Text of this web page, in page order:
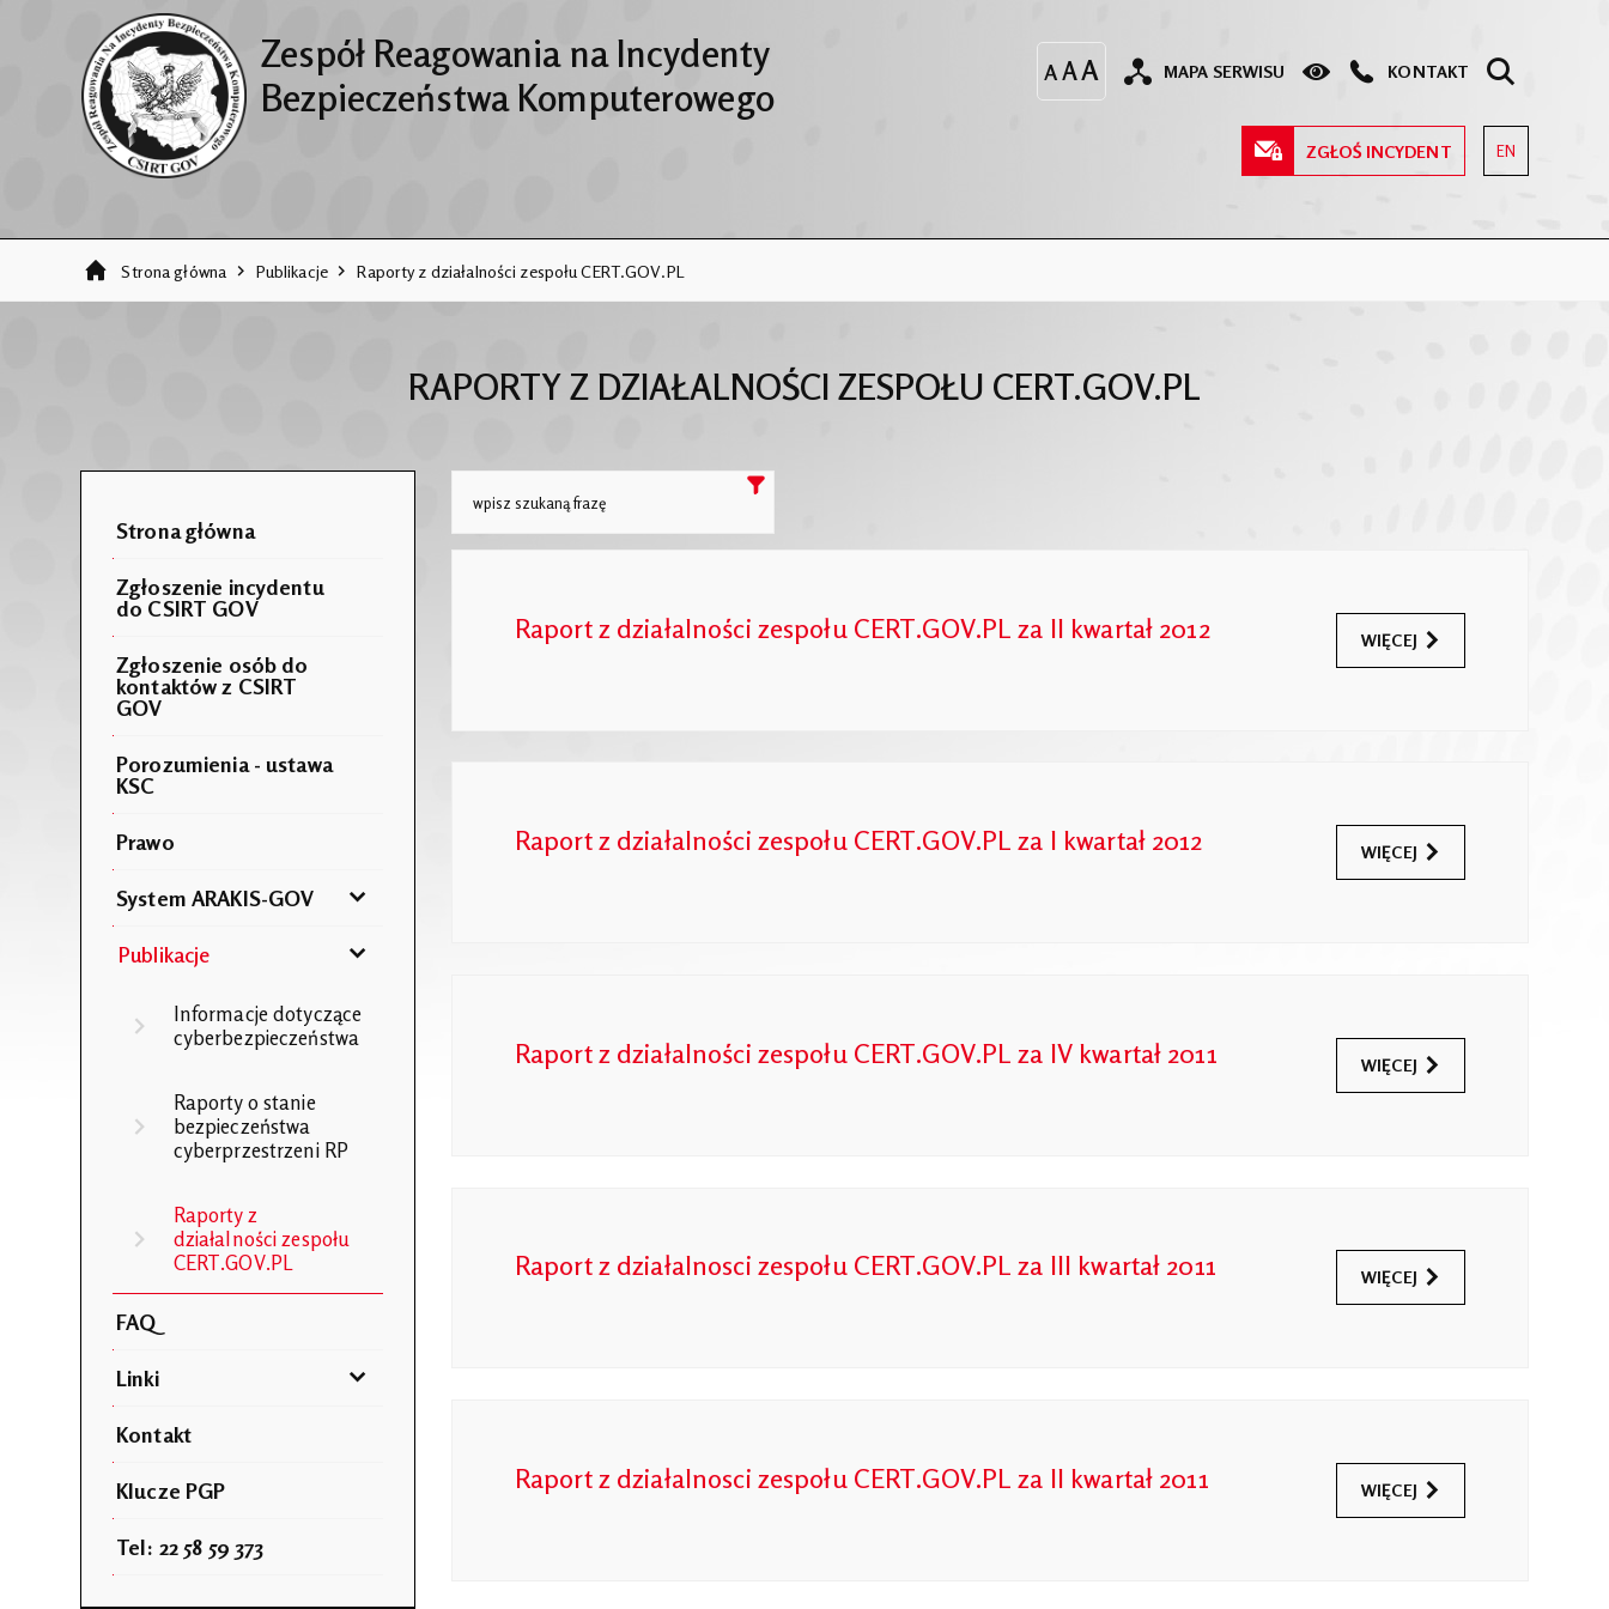
Zespół Reagowania na Incydenty
Bezpieczeństwa Komputerowego
MAPA SERWISU KONTAKT
ZGŁOŚ INCYDENT EN
Strona główna Publikacje Raporty z działalności zespołu CERT.GOV.PL
RAPORTY Z DZIAŁALNOŚCI ZESPOŁU CERT.GOV.PL
Strona główna
Zgłoszenie incydentu
do CSIRT GOV
Zgłoszenie osób do
kontaktów z CSIRT
GOV
Porozumienia - ustawa
KSC
Prawo
System ARAKIS-GOV
Publikacje
Informacje dotyczące
cyberbezpieczeństwa
Raporty o stanie
bezpieczeństwa
cyberprzestrzeni RP
Raporty z
działalności zespołu
CERT.GOV.PL
FAQ
Linki
Kontakt
Klucze PGP
Tel: 22 58 59 373
Raport z działalności zespołu CERT.GOV.PL za II kwartał 2012 WIĘCEJ
Raport z działalności zespołu CERT.GOV.PL za I kwartał 2012 WIĘCEJ
Raport z działalności zespołu CERT.GOV.PL za IV kwartał 2011 WIĘCEJ
Raport z działalnosci zespołu CERT.GOV.PL za III kwartał 2011 WIĘCEJ
Raport z działalnosci zespołu CERT.GOV.PL za II kwartał 2011 WIĘCEJ